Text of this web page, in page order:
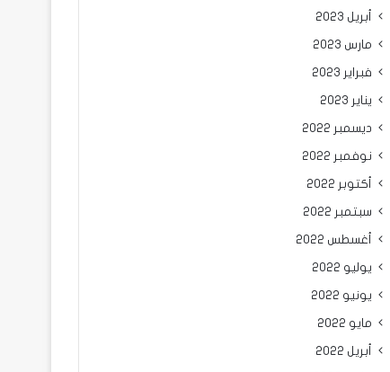
أبريل 2023
مارس 2023
فبراير 2023
يناير 2023
ديسمبر 2022
نوفمبر 2022
أكتوبر 2022
سبتمبر 2022
أغسطس 2022
يوليو 2022
يونيو 2022
مايو 2022
أبريل 2022